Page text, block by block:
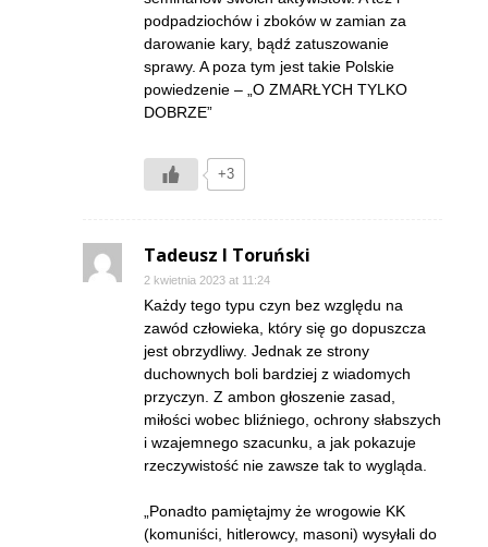
podpadziochów i zboków w zamian za
darowanie kary, bądź zatuszowanie
sprawy. A poza tym jest takie Polskie
powiedzenie – „O ZMARŁYCH TYLKO
DOBRZE”
+3
Tadeusz I Toruński
2 kwietnia 2023 at 11:24
Każdy tego typu czyn bez względu na
zawód człowieka, który się go dopuszcza
jest obrzydliwy. Jednak ze strony
duchownych boli bardziej z wiadomych
przyczyn. Z ambon głoszenie zasad,
miłości wobec bliźniego, ochrony słabszych
i wzajemnego szacunku, a jak pokazuje
rzeczywistość nie zawsze tak to wygląda.
„Ponadto pamiętajmy że wrogowie KK
(komuniści, hitlerowcy, masoni) wysyłali do